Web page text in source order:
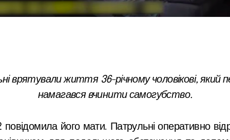
врятували життя 36-річному чоловікові, який
намагався вчинити самогубство.
повідомила його мати. Патрульні оперативно